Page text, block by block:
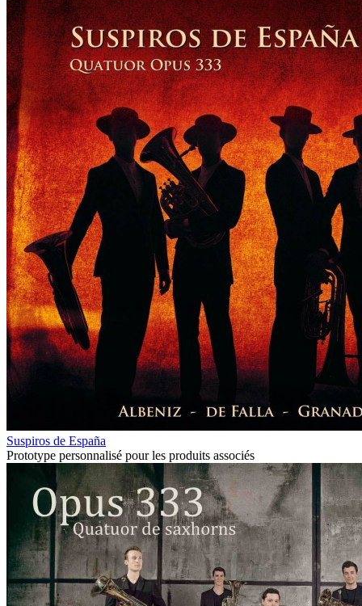
Suspiros de España
Prototype personnalisé pour les produits associés